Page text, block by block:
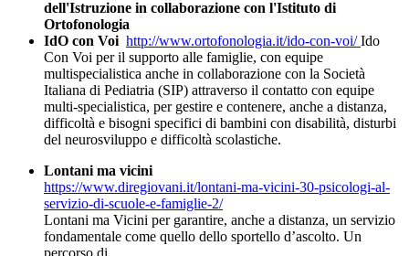
dell'Istruzione in collaborazione con l'Istituto di
Ortofonologia
IdO con Voi http://www.ortofonologia.it/ido-con-voi/Ido
Con Voi per il supporto alle famiglie, con equipe
multispecialistica anche in collaborazione con la Società
Italiana di Pediatria (SIP) attraverso il contatto con equipe
multi-specialistica, per gestire e contenere, anche a distanza,
difficoltà e bisogni specifici di bambini con disabilità, disturbi
del neurosviluppo e difficoltà scolastiche.
Lontani ma vicini
https://www.diregiovani.it/lontani-ma-vicini-30-psicologi-al-
servizio-di-scuole-e-famiglie-2/
Lontani ma Vicini per garantire, anche a distanza, un servizio
fondamentale come quello dello sportello d’ascolto. Un